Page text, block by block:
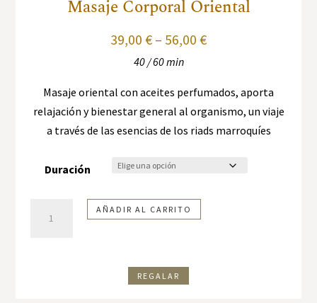
Masaje Corporal Oriental
39,00 € – 56,00 €
40 / 60 min
Masaje oriental con aceites perfumados, aporta
relajación y bienestar general al organismo, un viaje
a través de las esencias de los riads marroquíes
Duración
AÑADIR AL CARRITO
REGALAR